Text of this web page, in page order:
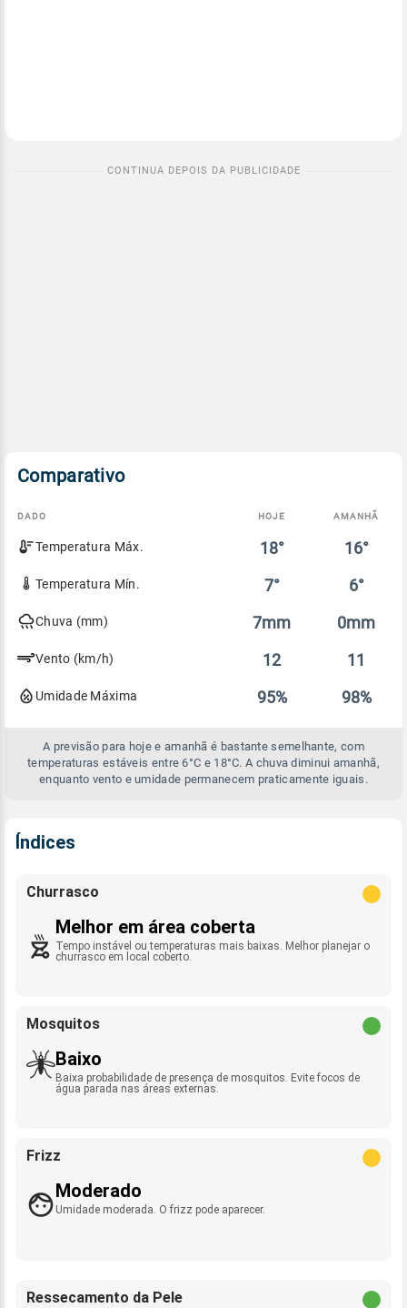
Comparativo
Comparativo
entre
previsão
hoje
DADO HOJE AMANHÃ
Temperatura Máx. 18° 16°
Temperatura Mín. 7° 6°
Chuva (mm) 7mm 0mm
Vento (km/h) 12 11
Umidade Máxima 95% 98%
A previsão para hoje e amanhã é bastante semelhante, com
temperaturas estáveis entre 6°C e 18°C. A chuva diminui amanhã,
enquanto vento e umidade permanecem praticamente iguais.
Índices
Churrasco
Melhor em área coberta
Tempo instável ou temperaturas mais baixas. Melhor planejar o
churrasco em local coberto.
Mosquitos
Baixo
Baixa probabilidade de presença de mosquitos. Evite focos de
água parada nas áreas externas.
Frizz
Moderado
Umidade moderada. O frizz pode aparecer.
Ressecamento da Pele